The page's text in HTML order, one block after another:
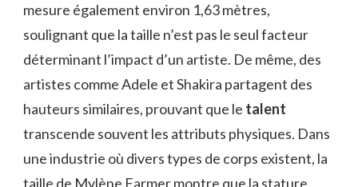
mesure également environ 1,63 mètres,
soulignant que la taille n’est pas le seul facteur
déterminant l’impact d’un artiste. De même, des
artistes comme Adele et Shakira partagent des
hauteurs similaires, prouvant que le talent
transcende souvent les attributs physiques. Dans
une industrie où divers types de corps existent, la
taille de Mylène Farmer montre que la stature